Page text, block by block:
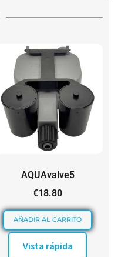
AQUAvalve5
€18.80
AÑADIR AL CARRITO
Vista rápida